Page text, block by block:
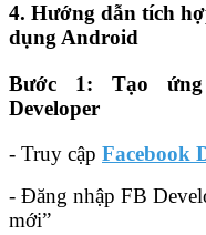
4. Hướng dẫn tích
dụng Android
Bước 1: Tạo
Developer
- Truy cập Facebook
- Đăng nhập FB
mới”